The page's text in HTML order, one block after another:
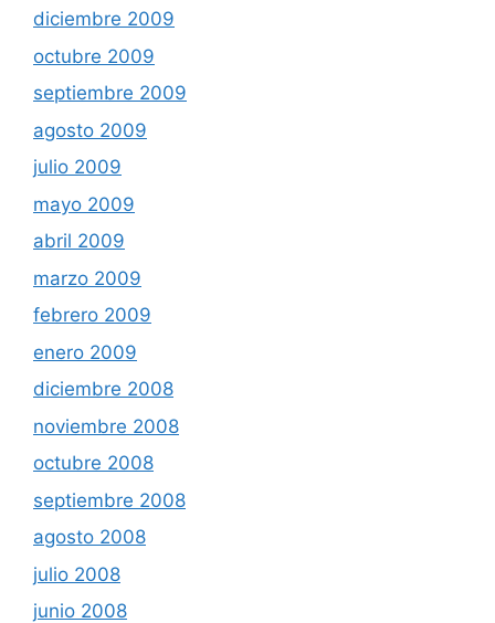
diciembre 2009
octubre 2009
septiembre 2009
agosto 2009
julio 2009
mayo 2009
abril 2009
marzo 2009
febrero 2009
enero 2009
diciembre 2008
noviembre 2008
octubre 2008
septiembre 2008
agosto 2008
julio 2008
junio 2008